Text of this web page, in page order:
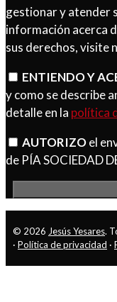
gestionar y atender
información acerca
sus derechos, visite
ENTIENDO Y
y como se describe
detalle en la política
AUTORIZOel
de PÍA SOCIEDAD
© 2026 Jesús Yesares.
· Política de privacidad ·